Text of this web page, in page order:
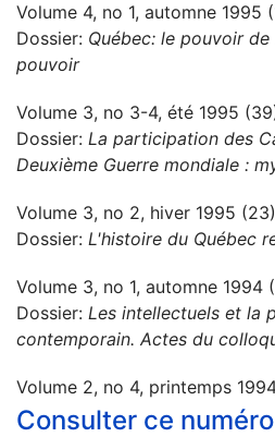
Volume 4, no 1, automne 1995
Dossier: Québec: le pouvoir
pouvoir
Volume 3, no 3-4, été 1995
Dossier: La participation des
Deuxième Guerre mondiale :
Volume 3, no 2, hiver 1995 (23)
Dossier: L'histoire du Québec
Volume 3, no 1, automne 1994
Dossier: Les intellectuels et la
contemporain. Actes du
Volume 2, no 4, printemps
Consulter ce